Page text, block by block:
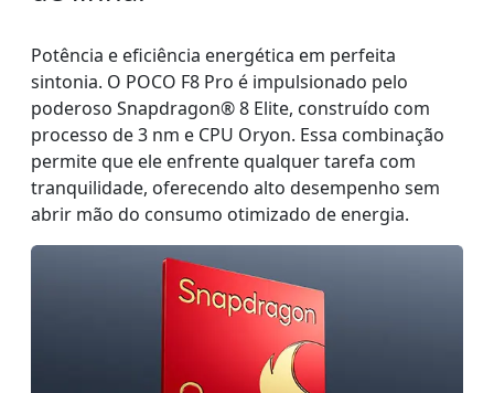
Potência e eficiência energética em perfeita
sintonia. O POCO F8 Pro é impulsionado pelo
poderoso Snapdragon® 8 Elite, construído com
processo de 3 nm e CPU Oryon. Essa combinação
permite que ele enfrente qualquer tarefa com
tranquilidade, oferecendo alto desempenho sem
abrir mão do consumo otimizado de energia.